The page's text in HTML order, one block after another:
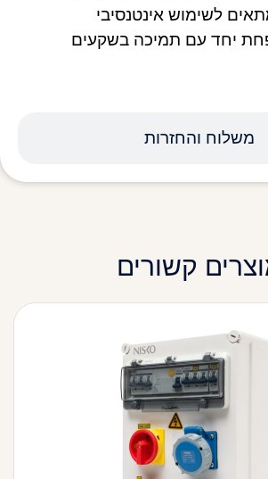
משלוח והחזרות
לשימוש אינטנסיבי
יחד עם תמיכה בשקעים
קשורים